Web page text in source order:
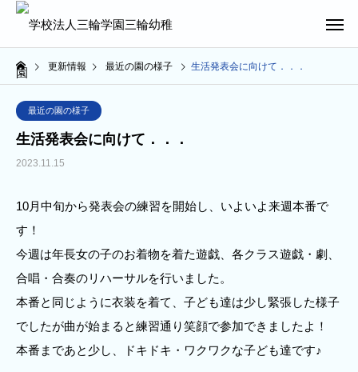
更新情報 最近の園の様子 生活発表会に向けて．．．
最近の園の様子
生活発表会に向けて．．．
2023.11.15
10月中旬から発表会の練習を開始し、いよいよ来週本番で
す！
今週は年長女の子のお着物を着た遊戯、各クラス遊戯・劇、
合唱・合奏のリハーサルを行いました。
本番と同じように衣装を着て、子ども達は少し緊張した様子
でしたが曲が始まると練習通り笑顔で参加できましたよ！
本番まであと少し、ドキドキ・ワクワクな子ども達です♪